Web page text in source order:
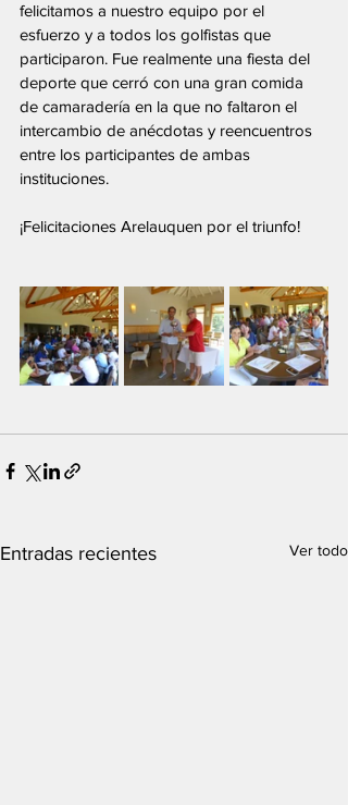
felicitamos a nuestro equipo por el
esfuerzo y a todos los golfistas que
participaron. Fue realmente una fiesta del
deporte que cerró con una gran comida
de camaradería en la que no faltaron el
intercambio de anécdotas y reencuentros
entre los participantes de ambas
instituciones.
¡Felicitaciones Arelauquen por el triunfo!
Entradas recientes Ver todo